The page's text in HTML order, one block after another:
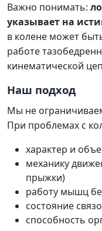
Важно понимать:
указывает на
в колене может
работе
кинематической
Наш подход
Мы не
При проблемах с
характер и
механику
прыжки)
работу мышц
состояние
способность